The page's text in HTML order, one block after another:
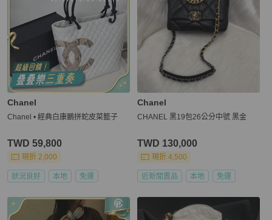
Chanel
Chanel • 經典白康鵬拼蛇皮菜籃子
TWD 59,800
現折 2,000
狀況良好 本地 免運
Chanel
CHANEL 黑19包26公分中號 黑金
TWD 130,000
現折 4,500
近新閒置品 本地 免運